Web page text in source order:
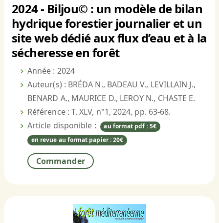
2024 - Biljou© : un modèle de bilan
hydrique forestier journalier et un
site web dédié aux flux d’eau et à la
sécheresse en forêt
Année : 2024
Auteur(s) : BRÉDA N., BADEAU V., LEVILLAIN J.,
BENARD A., MAURICE D., LEROY N., CHASTE E.
Référence : T. XLV, n°1, 2024, pp. 63-68.
Article disponible :
au format pdf : 5€
en revue au format papier : 20€
Commander